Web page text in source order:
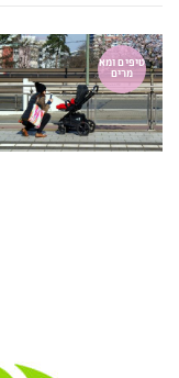
טיפים ומא
מרים